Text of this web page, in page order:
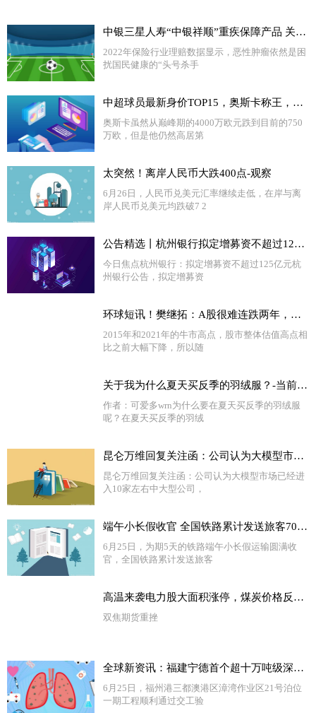
中银三星人寿“中银祥顺”重疾保障产品 关注多发疾病 提质性价比高
2022年保险行业理赔数据显示，恶性肿瘤依然是困
扰国民健康的“头号杀手
中超球员最新身价TOP15，奥斯卡称王，武磊国内最高，红黑榜都有谁 今头条
奥斯卡虽然从巅峰期的4000万欧元跌到目前的750
万欧，但是他仍然高居第
太突然！离岸人民币大跌400点-观察
6月26日，人民币兑美元汇率继续走低，在岸与离
岸人民币兑美元均跌破7 2
公告精选丨杭州银行拟定增募资不超过125亿元；昆仑万维回复关注函：股东借款安排让公司资金储备更加丰富
今日焦点杭州银行：拟定增募资不超过125亿元杭
州银行公告，拟定增募资
环球短讯！樊继拓：A股很难连跌两年，看好三季度股市
2015年和2021年的牛市高点，股市整体估值高点相
比之前大幅下降，所以随
关于我为什么夏天买反季的羽绒服？-当前热闻
作者：可爱多wrn为什么要在夏天买反季的羽绒服
呢？在夏天买反季的羽绒
昆仑万维回复关注函：公司认为大模型市场已经进入10家左右中大型公司 当前热闻
昆仑万维回复关注函：公司认为大模型市场已经进
入10家左右中大型公司，
端午小长假收官 全国铁路累计发送旅客7037.9万人次|报道
6月25日，为期5天的铁路端午小长假运输圆满收
官，全国铁路累计发送旅客
高温来袭电力股大面积涨停，煤炭价格反弹动力不足
双焦期货重挫
全球新资讯：福建宁德首个超十万吨级深水泊位通过交工验收
6月25日，福州港三都澳港区漳湾作业区21号泊位
一期工程顺利通过交工验